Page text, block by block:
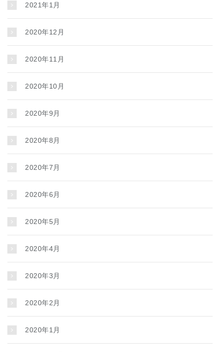
2021年1月
2020年12月
2020年11月
2020年10月
2020年9月
2020年8月
2020年7月
2020年6月
2020年5月
2020年4月
2020年3月
2020年2月
2020年1月